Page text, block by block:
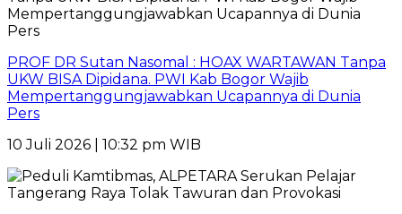
PROF DR Sutan Nasomal : HOAX WARTAWAN Tanpa
UKW BISA Dipidana. PWI Kab Bogor Wajib
Mempertanggungjawabkan Ucapannya di Dunia
Pers
10 Juli 2026 | 10:32 pm WIB